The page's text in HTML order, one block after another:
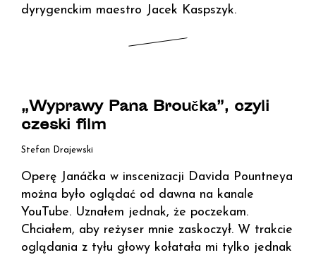
dyrygenckim maestro Jacek Kaspszyk.
„Wyprawy Pana Broučka”, czyli
czeski film
Stefan Drajewski
Operę Janáčka w inscenizacji Davida Pountneya
można było oglądać od dawna na kanale
YouTube. Uznałem jednak, że poczekam.
Chciałem, aby reżyser mnie zaskoczył. W trakcie
oglądania z tyłu głowy kołatała mi tylko jednak